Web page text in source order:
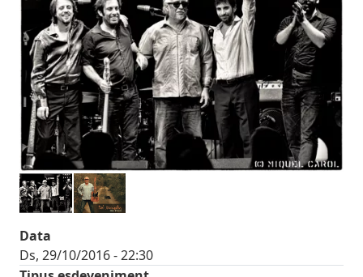
Data
Ds, 29/10/2016 - 22:30